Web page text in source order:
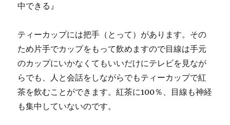
中できる』
ティーカップには把手（とって）があります。その
ため片手でカップをもって飲めますので目線は手元
のカップにいかなくてもいいだけにテレビを見なが
らでも、人と会話をしながらでもティーカップで紅
茶を飲むことができます。紅茶に100％、目線も神経
も集中していないのです。